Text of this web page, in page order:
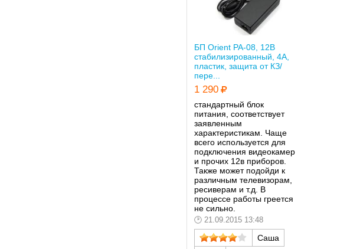
БП Orient PA-08, 12В
стабилизированный, 4А,
пластик, защита от КЗ/
пере...
1 290
стандартный блок
питания, соответствует
заявленным
характеристикам. Чаще
всего используется для
подключения видеокамер
и прочих 12в приборов.
Также может подойди к
различным телевизорам,
ресиверам и т.д. В
процессе работы греется
не сильно.
21.09.2015 13:48
Саша